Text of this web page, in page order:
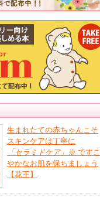
生まれたての赤ちゃんこそ
スキンケアは丁寧に
「セラミドケア」 ※ ですこ
やかなお肌を保ちましょう
【花王】